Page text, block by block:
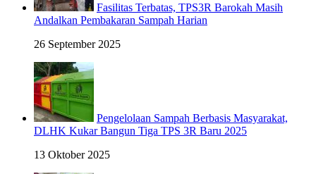
Fasilitas Terbatas, TPS3R Barokah Masih
Andalkan Pembakaran Sampah Harian
26 September 2025
Pengelolaan Sampah Berbasis Masyarakat,
DLHK Kukar Bangun Tiga TPS 3R Baru 2025
13 Oktober 2025